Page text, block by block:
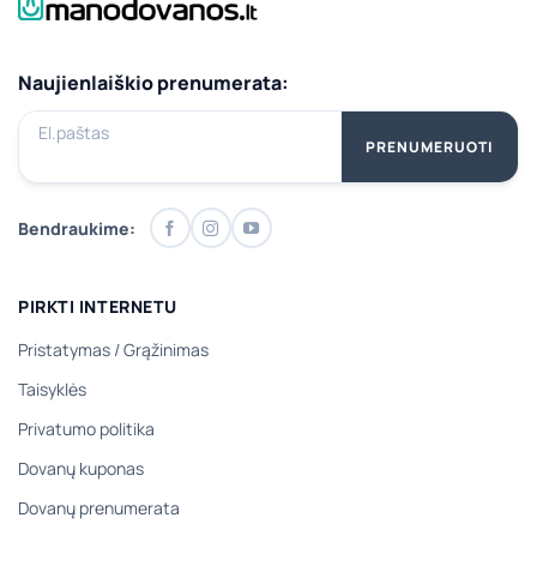
Naujienlaiškio prenumerata:
El.paštas
PRENUMERUOTI
Bendraukime:
PIRKTI INTERNETU
Pristatymas /Grąžinimas
Taisyklės
Privatumo politika
Dovanų kuponas
Dovanų prenumerata